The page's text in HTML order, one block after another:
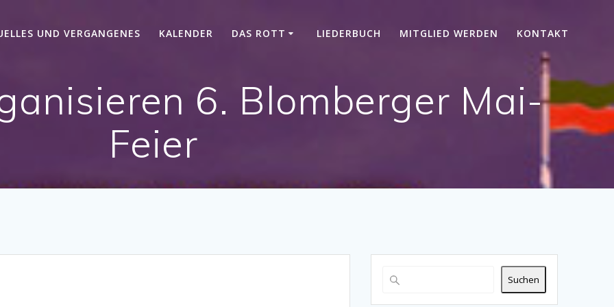
UND VERGANGENES KALENDER DAS ROTT LIEDERBUCH MITGLIED WERDEN KONTAKT
6. Blomberger Mai-
Feier
Suchen